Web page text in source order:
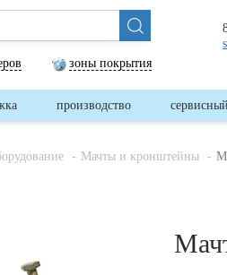
зоны покрытия
производство
Мачты и кронштейны